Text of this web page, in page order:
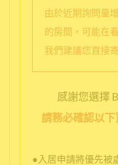
由於近期詢問量
的房間，可能在
我們建議您直接
感謝您選擇
請務必確認以
●入居申請將優先被